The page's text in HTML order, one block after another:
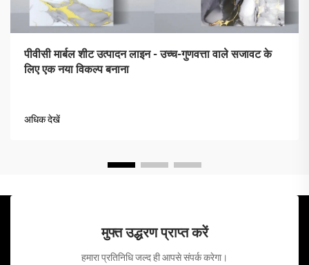
पीवीसी मार्बल शीट उत्पादन लाइन - उच्च-गुणवत्ता वाले सजावट के
लिए एक नया विकल्प बनाना
अधिक देखें
मुफ्त उद्धरण प्राप्त करें
हमारा प्रतिनिधि जल्द ही आपसे संपर्क करेगा।